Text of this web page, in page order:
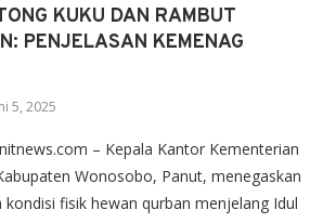
KUKU DAN RAMBUT
PENJELASAN KEMENAG
5, 2025
– Kepala Kantor Kementerian
Wonosobo, Panut, menegaskan
fisik hewan qurban menjelang Idul